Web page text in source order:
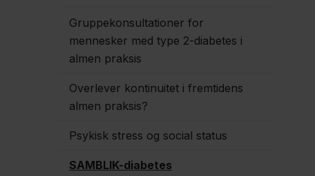
Gruppekonsultationer for
mennesker med type 2-diabetes i
almen praksis
Overlever kontinuitet i fremtidens
almen praksis?
Psykisk stress og social status
SAMBLIK-diabetes